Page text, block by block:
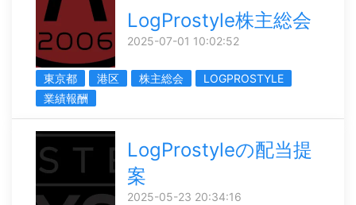
LogProstyle株主総会
2025-07-01 10:02:52
東京都 港区 株主総会
LOGPROSTYLE
業績報酬
LogProstyleの配当提
案
2025-05-23 20:34:16